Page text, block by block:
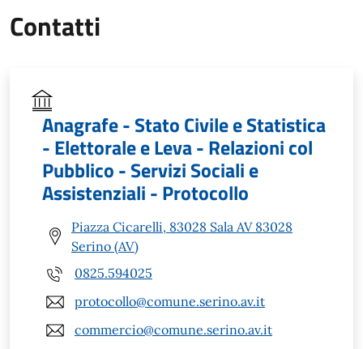
Contatti
Anagrafe - Stato Civile e Statistica
- Elettorale e Leva - Relazioni col
Pubblico - Servizi Sociali e
Assistenziali - Protocollo
Piazza Cicarelli, 83028 Sala AV 83028
Serino (AV)
0825.594025
protocollo@comune.serino.av.it
commercio@comune.serino.av.it